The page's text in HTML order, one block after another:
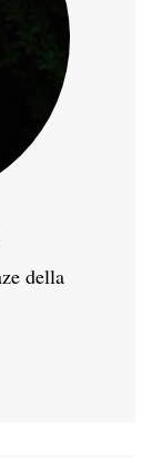
della